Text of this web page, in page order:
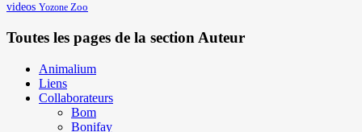
videos Yozone Zoo
Toutes les pages de la section Auteur
Animalium
Liens
Collaborateurs
Bom
Bonifay